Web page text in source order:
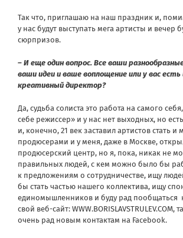
Так что, приглашаю на наш праздник и,
у нас будут выступать мега артисты и вечер
сюрпризов.
– И еще один вопрос. Все ваши
ваши идеи и ваше воплощение или у вас есть
креативный директор?
Да, судьба солиста это работа на самого
себе режиссер» и у нас нет выходных, но
и, конечно, 21 век заставил артистов стать
продюсерами и у меня, даже в Москве,
продюсерский центр, но я, пока, никак не
правильных людей, с кем можно было бы
к предложениям о сотрудничестве, ищу
бы стать частью нашего коллектива, ищу
единомышленников и буду рад пообщаться
свой веб-сайт: WWW.BORISLAVSTRULEV.COM,
очень рад новым контактам на Facebook.